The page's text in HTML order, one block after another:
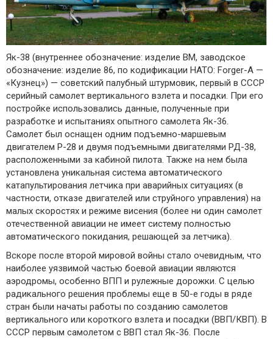
Як-38 (внутреннее обозначение: изделие ВМ, заводское
обозначение: изделие 86, по кодификации НАТО: Forger-A —
«Кузнец») — советский палубный штурмовик, первый в СССР
серийный самолет вертикального взлета и посадки. При его
постройке использовались данные, полученные при
разработке и испытаниях опытного самолета Як-36.
Самолет был оснащен одним подъемно-маршевым
двигателем Р-28 и двумя подъемными двигателями РД-38,
расположенными за кабиной пилота. Также на нем была
установлена уникальная система автоматического
катапультирования летчика при аварийных ситуациях (в
частности, отказе двигателей или струйного управления) на
малых скоростях и режиме висения (более ни один самолет
отечественной авиации не имеет систему полностью
автоматического покидания, решающей за летчика).
Вскоре после второй мировой войны стало очевидным, что
наиболее уязвимой частью боевой авиации являются
аэродромы, особенно ВПП и рулежные дорожки. С целью
радикального решения проблемы еще в 50-е годы в ряде
стран были начаты работы по созданию самолетов
вертикального или короткого взлета и посадки (ВВП/КВП). В
СССР первым самолетом с ВВП стал Як-36. После